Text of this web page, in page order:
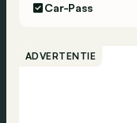
Car-Pass
ADVERTENTIE